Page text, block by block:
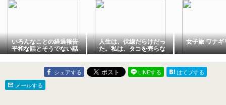
いろんなことの経過報告
平和な話とそうでない話
人生は、伏線だらけだっ
た。私は、タコを売らな
かった。
女子旅 ワナ
シェアする LINEする
はてブする
メールする